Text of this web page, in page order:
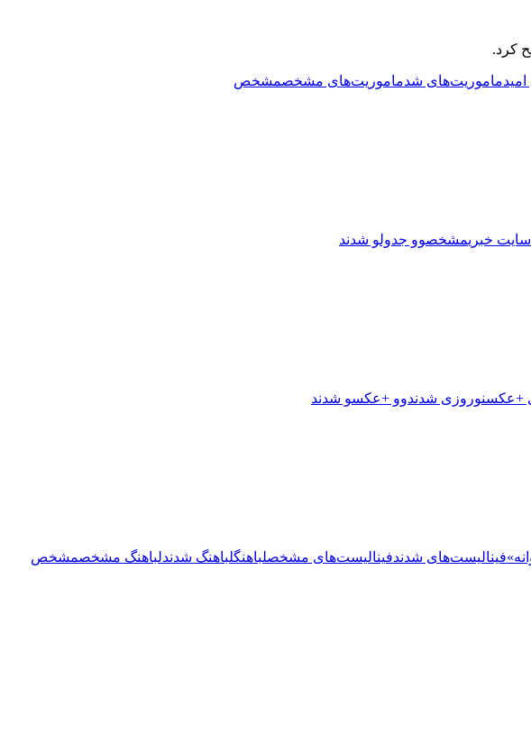
کرد.
ماموریت‌های شدماموریت‌های مشخصمشخص
سایت خبریمشخصوو جدولو شدند
+عکسنوروزی شدندوو +عکسو شدند
فینالیست‌های شدندفینالیست‌های مشخصلباهنگلباهنگ شدندلباهنگ مشخصمشخص